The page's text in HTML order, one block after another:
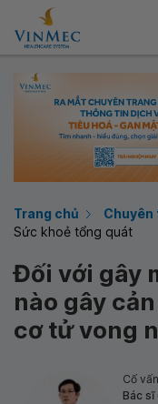
Trang chủ
Chuyên
Sức khoẻ tổng quát
Đối với gây
nào gây
cơ tử vong
Cố
Bác sĩ